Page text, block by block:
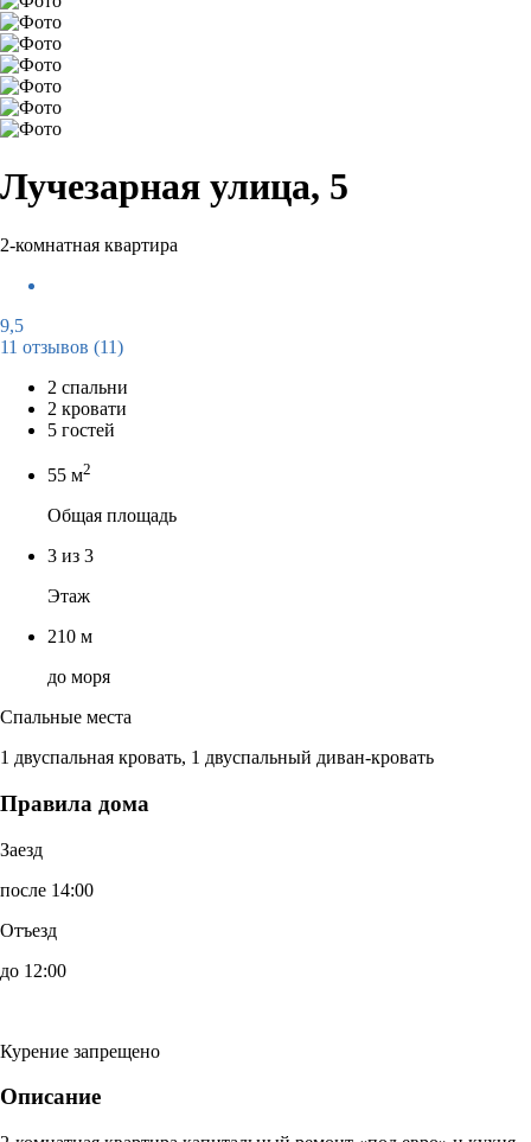
Лучезарная улица, 5
2-комнатная квартира
9,5
11 отзывов (11)
2 спальни
2 кровати
5 гостей
55 м2
Общая площадь
3 из 3
Этаж
210 м
до моря
Спальные места
1 двуспальная кровать, 1 двуспальный диван-кровать
Правила дома
Заезд
после 14:00
Отъезд
до 12:00
Курение запрещено
Описание